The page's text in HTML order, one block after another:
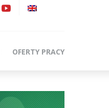
OFERTY PRACY